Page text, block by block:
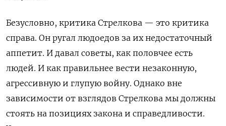
Безусловно, критика Стрелкова — это критика
справа. Он ругал людоедов за их недостаточный
аппетит. И давал советы, как половчее есть
людей. И как правильнее вести незаконную,
агрессивную и глупую войну. Однако вне
зависимости от взглядов Стрелкова мы должны
стоять на позициях закона и справедливости.